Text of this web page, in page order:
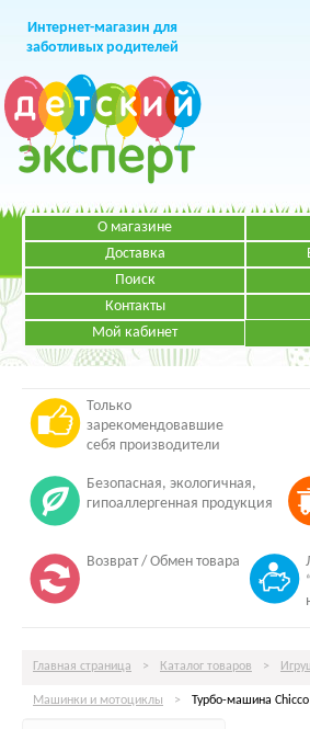
Интернет-магазин для
заботливых родителей
+7 (499)391-49-83Телефон в Москве
Режим работы:
Пн-Пт: с 09.00 до 19.00
НАПИСАТЬ
О магазине
Доставка
Поиск
Контакты
Мой кабинет
Только
зарекомендовавшие
себя производители
Безопасная, экологичная,
гипоаллергенная продукция
Возврат / Обмен товара
Главная страница > Каталог товаров >
Машинки и мотоциклы > Турбо-машина